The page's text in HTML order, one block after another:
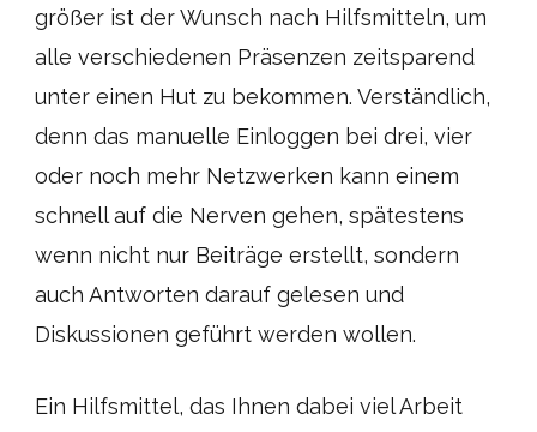
größer ist der Wunsch nach Hilfsmitteln, um
alle verschiedenen Präsenzen zeitsparend
unter einen Hut zu bekommen. Verständlich,
denn das manuelle Einloggen bei drei, vier
oder noch mehr Netzwerken kann einem
schnell auf die Nerven gehen, spätestens
wenn nicht nur Beiträge erstellt, sondern
auch Antworten darauf gelesen und
Diskussionen geführt werden wollen.
Ein Hilfsmittel, das Ihnen dabei viel Arbeit